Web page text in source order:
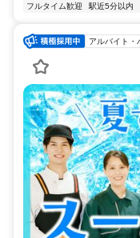
フルタイム歓迎
駅近5分以内
アルバイト・